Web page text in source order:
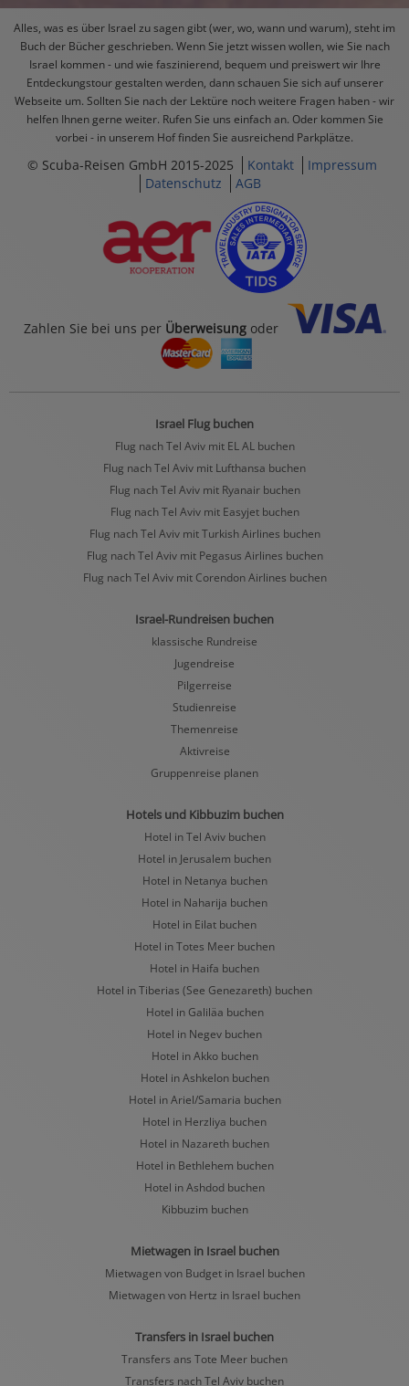
Alles, was es über Israel zu sagen gibt (wer, wo, wann und warum), steht im
Buch der Bücher geschrieben. Wenn Sie jetzt wissen wollen, wie Sie nach
Israel kommen - und wie faszinierend, bequem und preiswert wir Ihre
Entdeckungstour gestalten werden, dann schauen Sie sich auf unserer
Webseite um. Sollten Sie nach der Lektüre noch weitere Fragen haben - wir
helfen Ihnen gerne weiter. Rufen Sie uns einfach an. Oder kommen Sie
vorbei - in unserem Hof finden Sie ausreichend Parkplätze.
© Scuba-Reisen GmbH 2015-2025 Kontakt
Impressum
Datenschutz
AGB
Zahlen Sie bei uns per Überweisungoder
Israel Flug buchen
Flug nach Tel Aviv mit EL AL buchen
Flug nach Tel Aviv mit Lufthansa buchen
Flug nach Tel Aviv mit Ryanair buchen
Flug nach Tel Aviv mit Easyjet buchen
Flug nach Tel Aviv mit Turkish Airlines buchen
Flug nach Tel Aviv mit Pegasus Airlines buchen
Flug nach Tel Aviv mit Corendon Airlines buchen
Israel-Rundreisen buchen
klassische Rundreise
Jugendreise
Pilgerreise
Studienreise
Themenreise
Aktivreise
Gruppenreise planen
Hotels und Kibbuzim buchen
Hotel in Tel Aviv buchen
Hotel in Jerusalem buchen
Hotel in Netanya buchen
Hotel in Naharija buchen
Hotel in Eilat buchen
Hotel in Totes Meer buchen
Hotel in Haifa buchen
Hotel in Tiberias (See Genezareth) buchen
Hotel in Galiläa buchen
Hotel in Negev buchen
Hotel in Akko buchen
Hotel in Ashkelon buchen
Hotel in Ariel/Samaria buchen
Hotel in Herzliya buchen
Hotel in Nazareth buchen
Hotel in Bethlehem buchen
Hotel in Ashdod buchen
Kibbuzim buchen
Mietwagen in Israel buchen
Mietwagen von Budget in Israel buchen
Mietwagen von Hertz in Israel buchen
Transfers in Israel buchen
Transfers ans Tote Meer buchen
Transfers nach Tel Aviv buchen